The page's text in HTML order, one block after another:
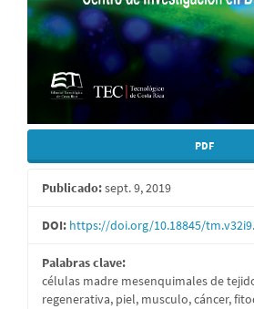
PDF
Publicado:sept. 9, 2019
DOI: https://doi.org/10.18845/
Palabras clave:
células madre mesenquimales de
regenerativa, piel, musculo, cáncer,